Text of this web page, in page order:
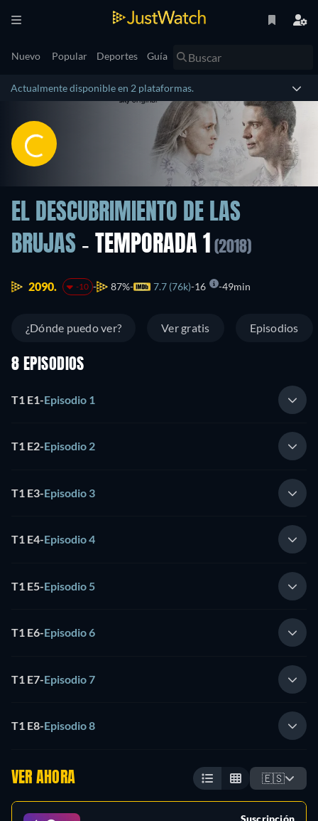
Nuevo Popular Deportes Guía
Actualmente disponible en 2 plataformas.
EL DESCUBRIMIENTO DE LAS
BRUJAS - TEMPORADA 1 (2018)
2090. -10 87% 7.7 (76k) 16 49min
¿Dónde puedo ver? Ver gratis Episodios
8 EPISODIOS
T1 E1-Episodio 1
T1 E2-Episodio 2
T1 E3-Episodio 3
T1 E4-Episodio 4
T1 E5-Episodio 5
T1 E6-Episodio 6
T1 E7-Episodio 7
T1 E8-Episodio 8
VER AHORA 🇪🇸
Suscripción